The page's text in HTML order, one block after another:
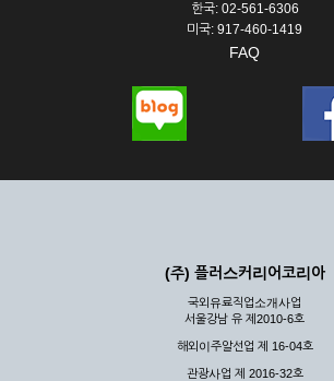
한국: 02-561-6306
미국: 917-460-1419
FAQ
(주) 플러스커리어코리아
국외유료직업소개사업
서울강남 유 제2010-6호
해외이주알선업 제 16-04호
관광사업 제 2016-32호